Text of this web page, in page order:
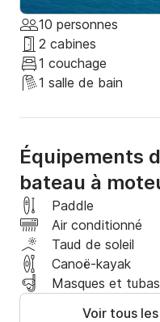
? Nice, Antibes,
? Suggestions de
formules boissons et
€/personne)
? Tarifs des
l'embarquement :
? Carburant inclus
+ 250 € pour la
10 personnes
2 cabines
1 couchage
1 salle de bain
Équipements
bateau à
Paddle
Air conditionné
Taud de soleil
Canoë-kayak
Masques et tubas
Voir tous